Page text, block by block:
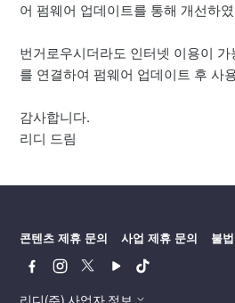
[공지] 셀렉트 해외 카드 결제 지원 안
[공지] 작품 구매 포인트 적립 변경 안내
더보기
어 펌웨어 업데이트를 통해 개선하
번거로우시더라도 인터넷 이용이
를 연결하여 펌웨어 업데이트 후 사
감사합니다.
리디 드림
콘텐츠 제휴 문의 사업 제휴 문의 불
페
이
스
인
스
타
터
튜
브